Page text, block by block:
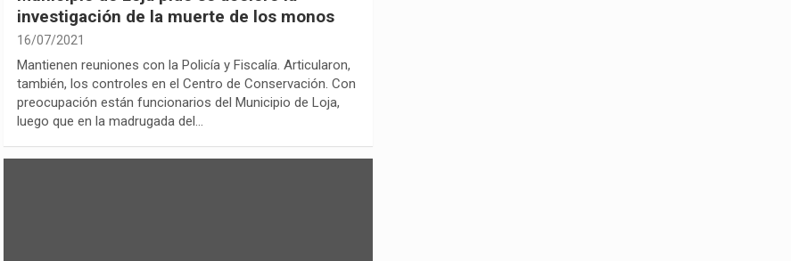
investigación de la muerte de los monos
16/07/2021
Mantienen reuniones con la Policía y Fiscalía. Articularon,
también, los controles en el Centro de Conservación. Con
preocupación están funcionarios del Municipio de Loja,
luego que en la madrugada del…